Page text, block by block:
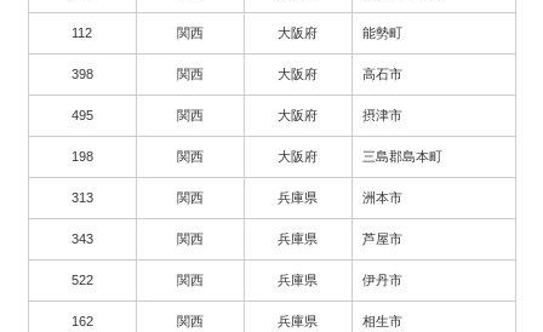
112 関西 大阪府 能勢町
398 関西 大阪府 高石市
495 関西 大阪府 摂津市
198 関西 大阪府 三島郡島本町
313 関西 兵庫県 洲本市
343 関西 兵庫県 芦屋市
522 関西 兵庫県 伊丹市
162 関西 兵庫県 相生市